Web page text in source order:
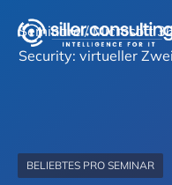
Seminare/ Microsoft
Security: virtueller
BELIEBTES PRO SEMINAR